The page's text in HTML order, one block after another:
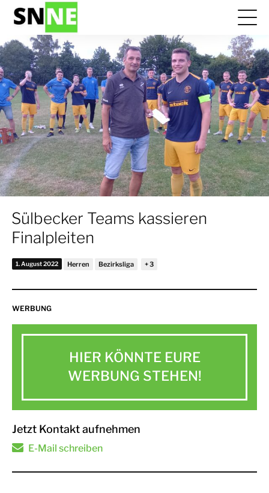
Sülbecker Teams kassieren
Finalpleiten
1. August 2022 Herren Bezirksliga
WERBUNG
HIER KÖNNTE EURE
WERBUNG STEHEN!
Jetzt Kontakt aufnehmen
E-Mail schreiben